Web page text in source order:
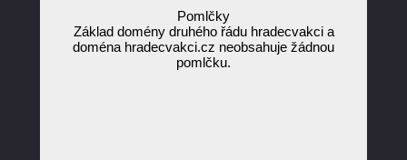
Pomlčky
Základ domény druhého řádu hradecvakci a
doména hradecvakci.cz neobsahuje žádnou
pomlčku.